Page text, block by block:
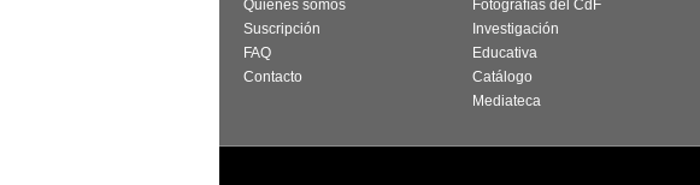
Quiénes somos
Suscripción
FAQ
Contacto
Fotografías del CdF
Investigación
Educativa
Catálogo
Mediateca